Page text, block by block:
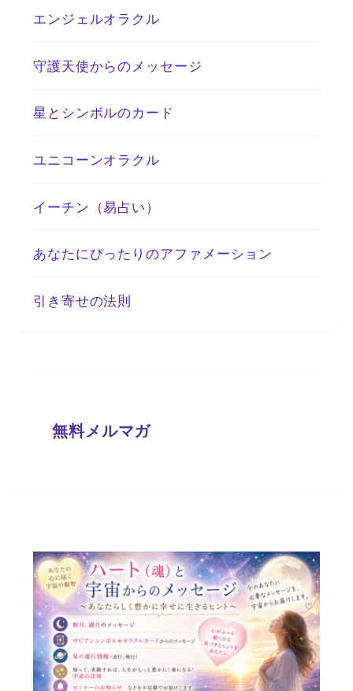
エンジェルオラクル
守護天使からのメッセージ
星とシンボルのカード
ユニコーンオラクル
イーチン（易占い）
あなたにぴったりのアファメーション
引き寄せの法則
無料メルマガ